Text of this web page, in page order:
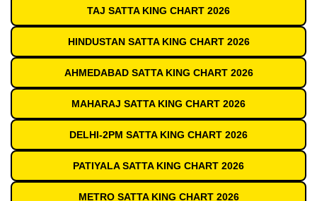
TAJ SATTA KING CHART 2026
HINDUSTAN SATTA KING CHART 2026
AHMEDABAD SATTA KING CHART 2026
MAHARAJ SATTA KING CHART 2026
DELHI-2PM SATTA KING CHART 2026
PATIYALA SATTA KING CHART 2026
METRO SATTA KING CHART 2026